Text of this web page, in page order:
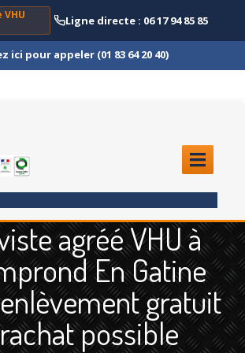
VHU
Ligne directe : 06 17 94 85 85
ici pour appeler (01 83 64 20 40)
Moto
Poids Lourd
agréé VHU à
En Gatine
gratuit
possible